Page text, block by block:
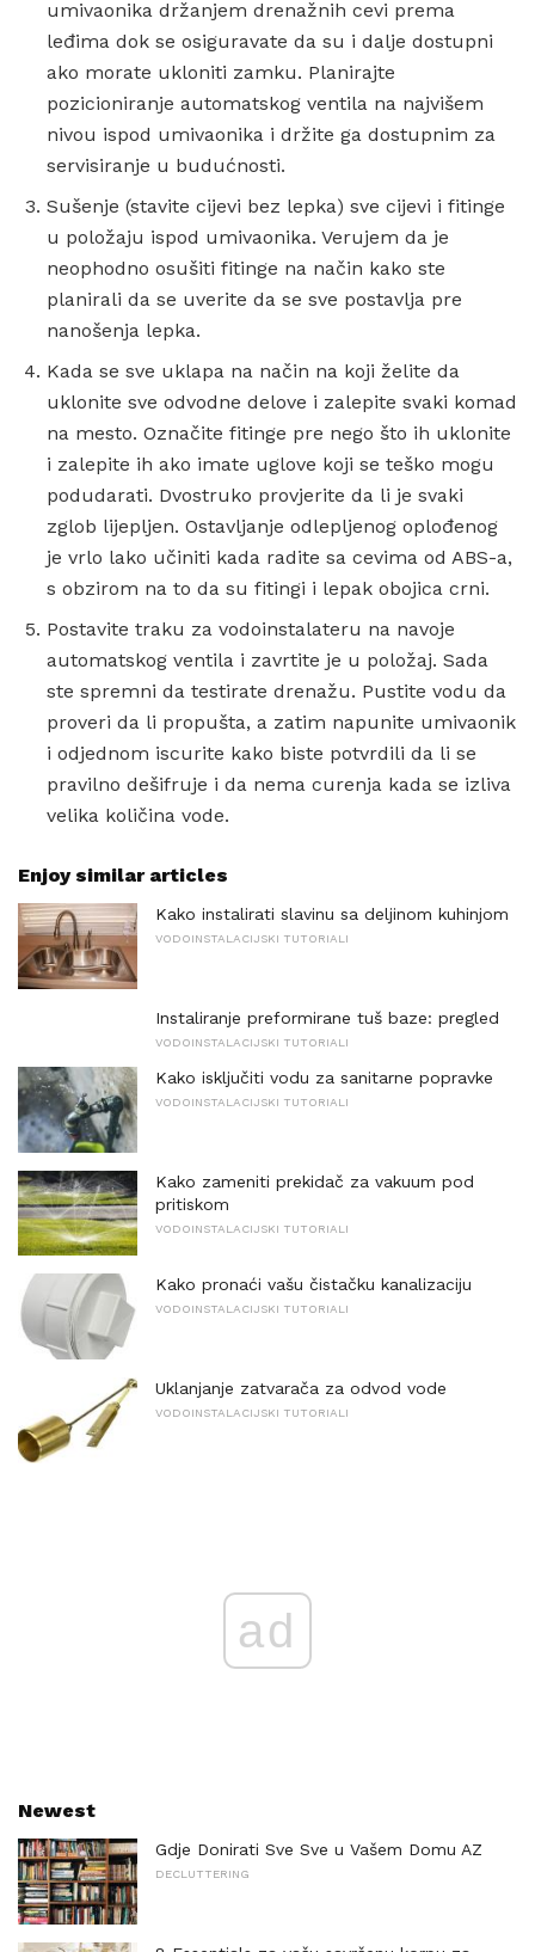
umivaonika držanjem drenažnih cevi prema
leđima dok se osiguravate da su i dalje dostupni
ako morate ukloniti zamku. Planirajte
pozicioniranje automatskog ventila na najvišem
nivou ispod umivaonika i držite ga dostupnim za
servisiranje u budućnosti.
Sušenje (stavite cijevi bez lepka) sve cijevi i fitinge
u položaju ispod umivaonika. Verujem da je
neophodno osušiti fitinge na način kako ste
planirali da se uverite da se sve postavlja pre
nanošenja lepka.
Kada se sve uklapa na način na koji želite da
uklonite sve odvodne delove i zalepite svaki komad
na mesto. Označite fitinge pre nego što ih uklonite
i zalepite ih ako imate uglove koji se teško mogu
podudarati. Dvostruko provjerite da li je svaki
zglob lijepljen. Ostavljanje odlepljenog oplođenog
je vrlo lako učiniti kada radite sa cevima od ABS-a,
s obzirom na to da su fitingi i lepak obojica crni.
Postavite traku za vodoinstalateru na navoje
automatskog ventila i zavrtite je u položaj. Sada
ste spremni da testirate drenažu. Pustite vodu da
proveri da li propušta, a zatim napunite umivaonik
i odjednom iscurite kako biste potvrdili da li se
pravilno dešifruje i da nema curenja kada se izliva
velika količina vode.
Enjoy similar articles
Kako instalirati slavinu sa deljinom kuhinjom
VODOINSTALACIJSKI TUTORIALI
Instaliranje preformirane tuš baze: pregled
VODOINSTALACIJSKI TUTORIALI
Kako isključiti vodu za sanitarne popravke
VODOINSTALACIJSKI TUTORIALI
Kako zameniti prekidač za vakuum pod
pritiskom
VODOINSTALACIJSKI TUTORIALI
Kako pronaći vašu čistačku kanalizaciju
VODOINSTALACIJSKI TUTORIALI
Uklanjanje zatvarača za odvod vode
VODOINSTALACIJSKI TUTORIALI
ad
Newest
Gdje Donirati Sve Sve u Vašem Domu AZ
DECLUTTERING